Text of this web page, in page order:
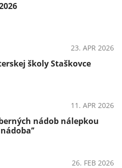
23. APR 2026
školy Staškovce
11. APR 2026
nádob nálepkou
26. FEB 2026